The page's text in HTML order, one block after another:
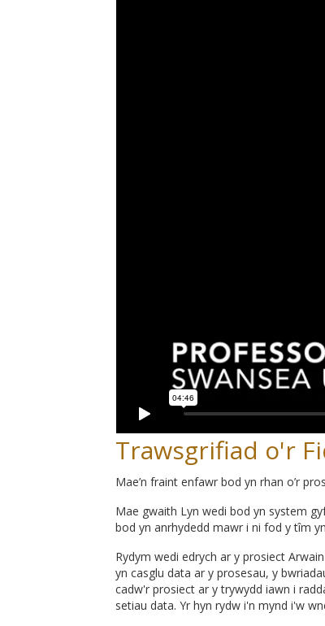
Trawsgrifiad o'r
Mae’n fraint enfawr bod yn rhan o’r
Mae gwaith Lyn wedi bod yn system
bod yn anrhydedd mawr i ni fod y tîm
Rydym wedi edrych ar y prosiect
yn casglu data ar y prosesau, y
cadw'r prosiect ar y trywydd iawn i
setiau data. Yr hyn rydw i'n mynd i'w